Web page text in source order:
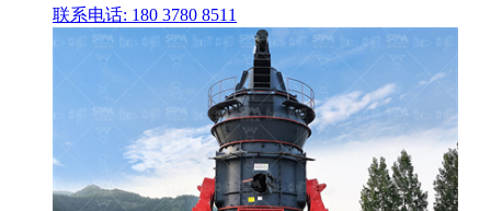
联系电话: 180 3780 8511